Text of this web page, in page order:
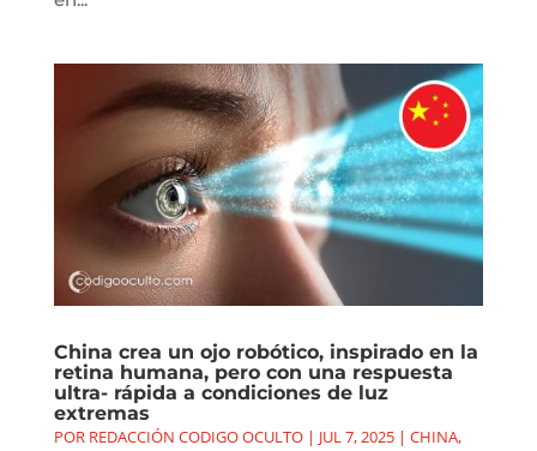
China crea un ojo robótico, inspirado en la
retina humana, pero con una respuesta
ultra- rápida a condiciones de luz
extremas
POR REDACCIÓN CODIGO OCULTO| JUL 7, 2025| CHINA,